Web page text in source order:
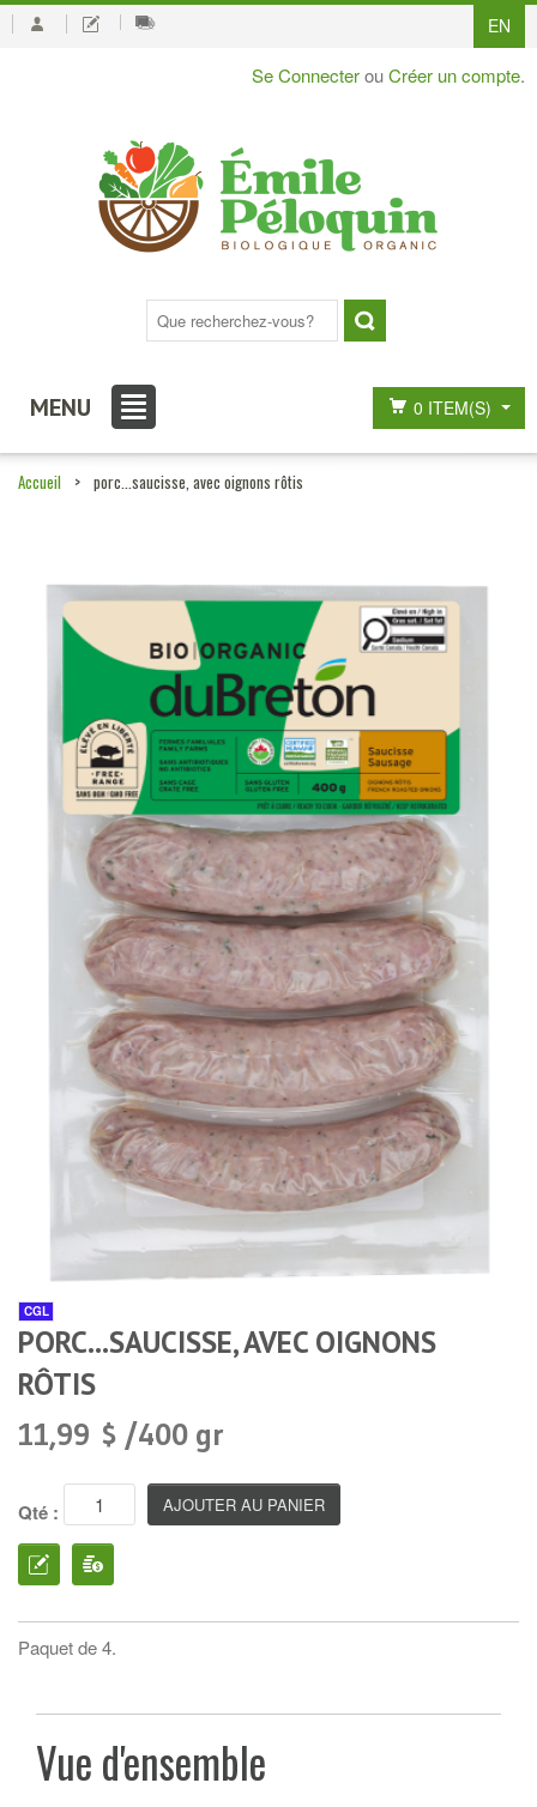
EN
Se ConnecterouCréer un compte.
MENU 0 ITEM(S)
Accueil > porc...saucisse, avec oignons rôtis
CGL
PORC...SAUCISSE, AVEC OIGNONS
RÔTIS
11,99 $ /400 gr
Qté :
Paquet de 4.
Vue d'ensemble